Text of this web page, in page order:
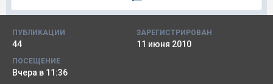
ПУБЛИКАЦИИ
44
ЗАРЕГИСТРИРОВАН
11 июня 2010
ПОСЕЩЕНИЕ
Вчера в 11:36